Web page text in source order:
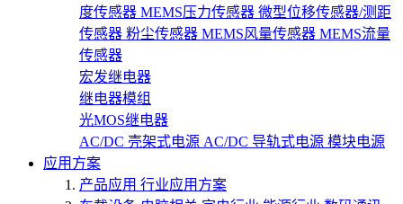
度传感器 MEMS压力传感器 微型位移传感器/测距
传感器 粉尘传感器 MEMS风量传感器 MEMS流量
传感器
宏发继电器
继电器模组
光MOS继电器
AC/DC 壳架式电源 AC/DC 导轨式电源 模块电源
应用方案
产品应用 行业应用方案